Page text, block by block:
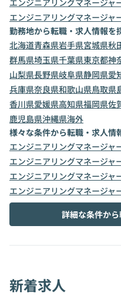
エンジニアリングマネージャ
エンジニアリングマネージャ
勤務地から転職・求人情報を
北海道青森県岩手県宮城県秋
群馬県埼玉県千葉県東京都神
山梨県長野県岐阜県静岡県愛
兵庫県奈良県和歌山県鳥取県
香川県愛媛県高知県福岡県佐
鹿児島県沖縄県海外
様々な条件から転職・求人情
エンジニアリングマネージ
エンジニアリングマネージャ
エンジニアリングマネージャ
エンジニアリングマネージャ
詳細な条件か
新着求人